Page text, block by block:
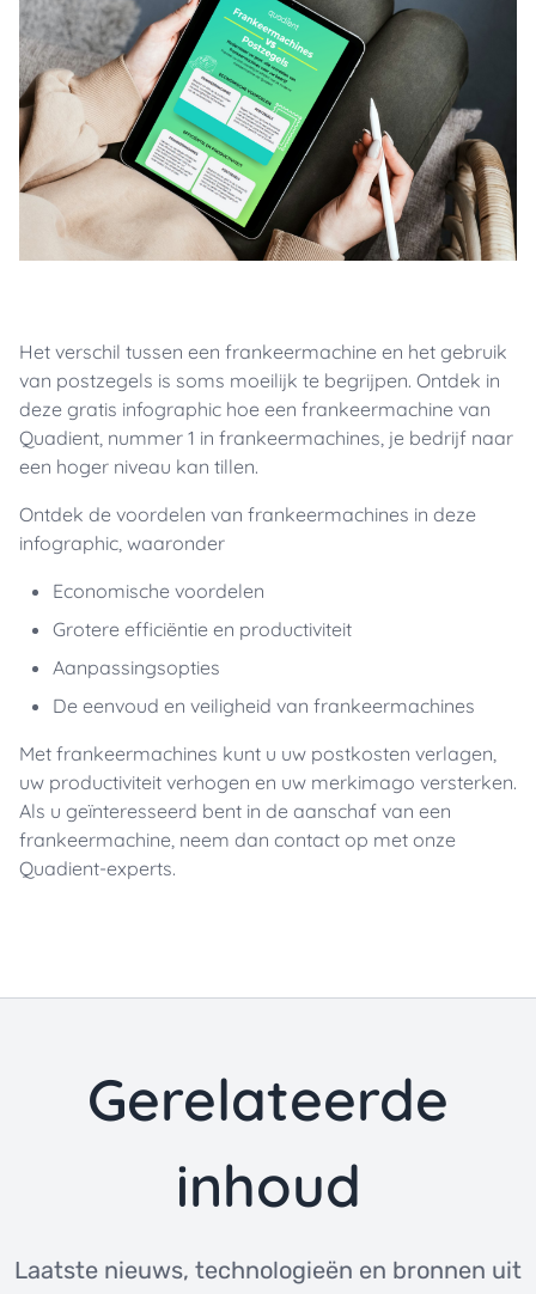
Het verschil tussen een frankeermachine en het gebruik
van postzegels is soms moeilijk te begrijpen. Ontdek in
deze gratis infographic hoe een frankeermachine van
Quadient, nummer 1 in frankeermachines, je bedrijf naar
een hoger niveau kan tillen.
Ontdek de voordelen van frankeermachines in deze
infographic, waaronder
Economische voordelen
Grotere efficiëntie en productiviteit
Aanpassingsopties
De eenvoud en veiligheid van frankeermachines
Met frankeermachines kunt u uw postkosten verlagen,
uw productiviteit verhogen en uw merkimago versterken.
Als u geïnteresseerd bent in de aanschaf van een
frankeermachine, neem dan contact op met onze
Quadient-experts.
Gerelateerde
inhoud
Laatste nieuws, technologieën en bronnen uit